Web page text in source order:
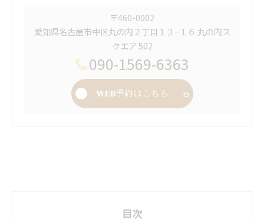
〒460-0002
愛知県名古屋市中区丸の内２丁目１３−１６ 丸の内ス
クエア 502
090-1569-6363
WEB予約はこちら
目次